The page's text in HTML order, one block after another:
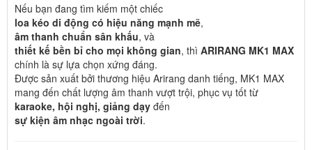
Nếu bạn đang tìm kiếm một chiếc
loa kéo di động có hiệu năng mạnh mẽ,
âm thanh chuẩn sân khấu, và
thiết kế bền bỉ cho mọi không gian, thì ARIRANG MK1 MAX
chính là sự lựa chọn xứng đáng.
Được sản xuất bởi thương hiệu Arirang danh tiếng, MK1 MAX
mang đến chất lượng âm thanh vượt trội, phục vụ tốt từ
karaoke, hội nghị, giảng dạy đến
sự kiện âm nhạc ngoài trời.